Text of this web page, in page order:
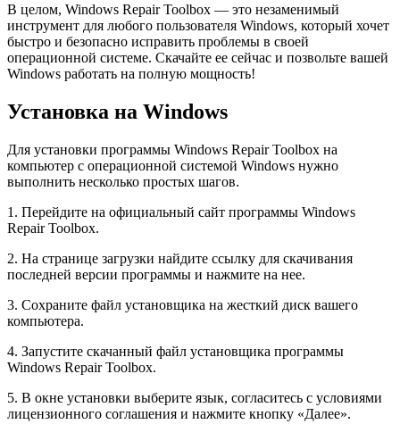
В целом, Windows Repair Toolbox — это незаменимый
инструмент для любого пользователя Windows, который хочет
быстро и безопасно исправить проблемы в своей
операционной системе. Скачайте ее сейчас и позвольте вашей
Windows работать на полную мощность!
Установка на Windows
Для установки программы Windows Repair Toolbox на
компьютер с операционной системой Windows нужно
выполнить несколько простых шагов.
1. Перейдите на официальный сайт программы Windows
Repair Toolbox.
2. На странице загрузки найдите ссылку для скачивания
последней версии программы и нажмите на нее.
3. Сохраните файл установщика на жесткий диск вашего
компьютера.
4. Запустите скачанный файл установщика программы
Windows Repair Toolbox.
5. В окне установки выберите язык, согласитесь с условиями
лицензионного соглашения и нажмите кнопку «Далее».